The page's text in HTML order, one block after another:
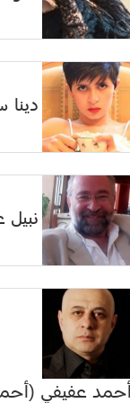
دينا
نبيل
عفيفي